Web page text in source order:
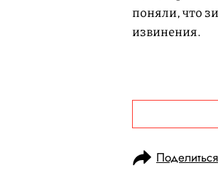
поняли, что
извинения.
Поделиться